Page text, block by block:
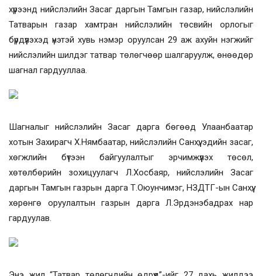
хүрээнд нийслэлийн Засаг даргын Тамгын газар, нийслэлийн
Татварын газар хамтран нийслэлийн төсвийн орлогыг
бүрдүүлэхэд үнэтэй хувь нэмэр оруулсан 29 аж ахуйн нэгжийг
нийслэлийн шилдэг татвар төлөгчөөр шалгаруулж, өнөөдөр
шагнал гардууллаа.
Шагналыг нийслэлийн Засаг дарга бөгөөд Улаанбаатар
хотын Захирагч Х.Нямбаатар, нийслэлийн Санхүү, эдийн засаг,
хөгжлийн бүтээн байгуулалтыг эрчимжүүлэх төсөл,
хөтөлбөрийн зохицуулагч Л.Хосбаяр, нийслэлийн Засаг
даргын Тамгын газрын дарга Т.Оюунчимэг, НЗДТГ-ын Санхүү,
хөрөнгө оруулалтын газрын дарга Л.Эрдэнэбадрах нар
гардуулав.